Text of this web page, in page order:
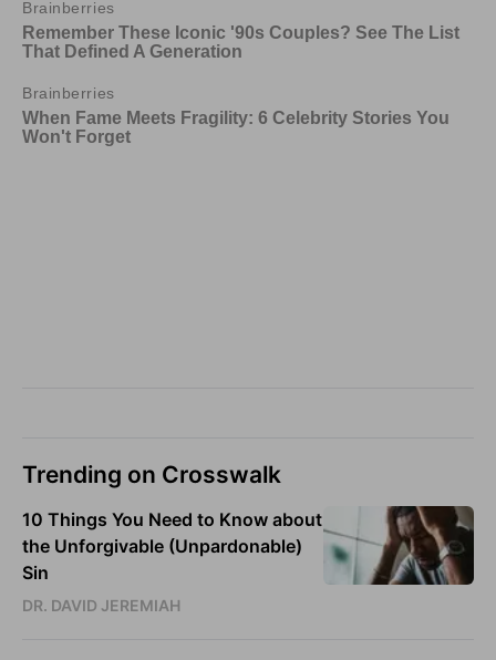
Trending on Crosswalk
10 Things You Need to Know about
the Unforgivable (Unpardonable)
Sin
DR. DAVID JEREMIAH